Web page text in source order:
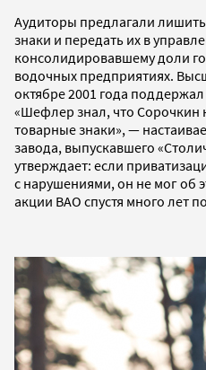
Аудиторы предлагали
знаки и передать их в
консолидировавшему доли
водочных предприятиях.
октябре 2001 года
«Шефлер знал, что Сорочкин
товарные знаки», —
завода, выпускавшего
утверждает: если
с нарушениями, он не мог об
акции ВАО спустя много лет